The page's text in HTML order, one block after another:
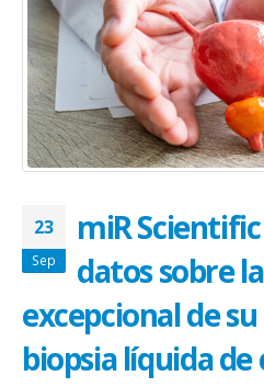
23
Sep
miR
datos sobre
excepcional de
biopsia líquida de